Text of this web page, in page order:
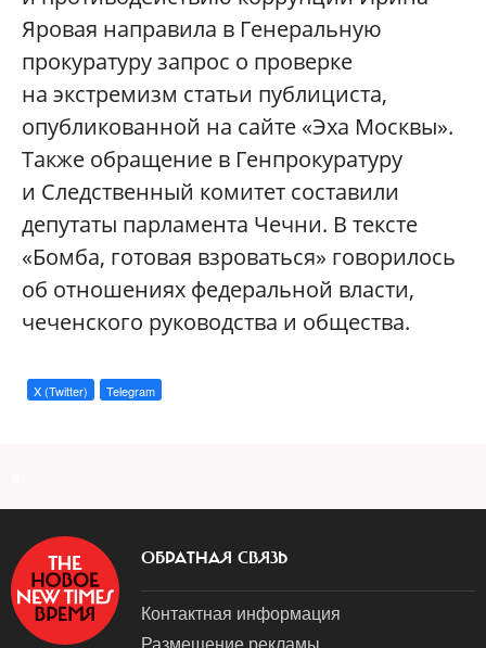
Яровая направила в Генеральную
прокуратуру запрос о проверке
на экстремизм статьи публициста,
опубликованной на сайте «Эха Москвы».
Также обращение в Генпрокуратуру
и Следственный комитет составили
депутаты парламента Чечни. В тексте
«Бомба, готовая взроваться» говорилось
об отношениях федеральной власти,
чеченского руководства и общества.
X (Twitter) Telegram
ОБРАТНАЯ СВЯЗЬ
Контактная информация
Размещение рекламы